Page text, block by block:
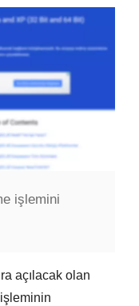
işlemini
açılacak olan